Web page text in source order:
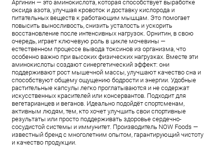
Аргинин — это аминокислота, которая способствует выработке
оксида азота, улучшая кровоток и доставку кислорода и
питательных веществ к работающим мышцам. Это помогает
повысить выносливость, снизить усталость и ускорить
восстановление после интенсивных нагрузок. Орнитин, в свою
очередь, играет ключевую роль в цикле мочевины —
естественном процессе вывода токсинов из организма, что
особенно важно при высоких физических нагрузках. Вместе эти
аминокислоты создают синергетический эффект: они
поддерживают рост мышечной массы, улучшают качество сна и
способствуют общему ощущению бодрости и энергии. Удобные
растительные капсулы легко проглатываются и не содержат
искусственных красителей или консервантов. Подходит для
вегетарианцев и веганов. Идеально подойдёт спортсменам,
активным людям, тем, кто хочет улучшить свои спортивные
результаты или просто поддерживать здоровье сердечно-
сосудистой системы и иммунитет. Производитель NOW Foods —
известный бренд с многолетним опытом, гарантирующий чистоту
и качество продукции.